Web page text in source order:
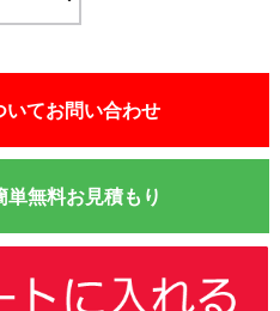
いてお問い合わせ
単無料お見積もり